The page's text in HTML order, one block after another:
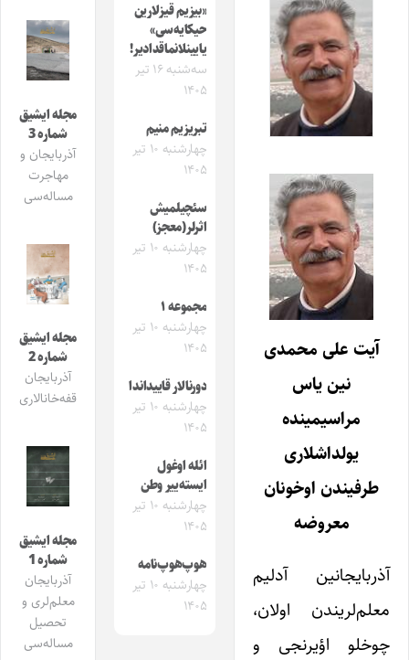
آیت علی محمدی
نین یاس
مراسیمینده
یولداشلاری
طرفیندن اوخونان
معروضه
آذربایجانین آدلیم
معلم‌لریندن اولان،
چوخلو اؤیرنجی و
«بیزیم قیزلارین
حیکایه‌سی»
یایینلانماقدادیر!
سه‌شنبه ۱۶ تیر
۱۴۰۵
تبریزیم منیم
چهارشنبه ۱۰ تیر
۱۴۰۵
سئچیلمیش
اثرلر(معجز)
چهارشنبه ۱۰ تیر
۱۴۰۵
مجموعه ۱
چهارشنبه ۱۰ تیر
۱۴۰۵
دورنالار قاییداندا
چهارشنبه ۱۰ تیر
۱۴۰۵
ائله اوغول
ایسته‌ییر وطن
چهارشنبه ۱۰ تیر
۱۴۰۵
هوپ‌هوپ‌نامه
چهارشنبه ۱۰ تیر
۱۴۰۵
مجله ایشیق
شماره 3
آذربایجان و
مهاجرت
مساله‌سی
مجله ایشیق
شماره 2
آذربایجان
قفه‌خانالاری
مجله ایشیق
شماره 1
آذربایجان
معلم‌لری و
تحصیل
مساله‌سی